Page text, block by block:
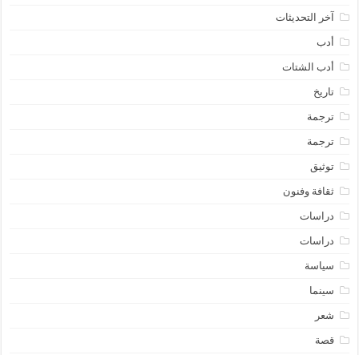
آخر التحديثات
أدب
أدب الشتات
تاريخ
ترجمة
ترجمة
توثيق
ثقافة وفنون
دراسات
دراسات
سياسة
سينما
شعر
قصة